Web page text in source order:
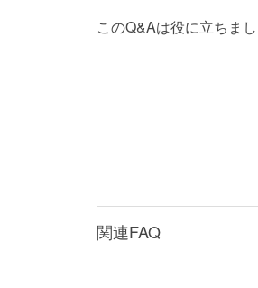
システムリカバ
インストール
ウェアを本製
対象外ソフト
規定と異なる
となるソフト
い。
このQ&Aは役に立ちま
関連FAQ